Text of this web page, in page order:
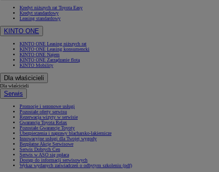
Kredyt niższych rat Toyota Easy
Kredyt standardowy
Leasing standardowy
KINTO ONE
KINTO ONE Leasing niższych rat
KINTO ONE Leasing konsumencki
KINTO ONE Najem
KINTO ONE Zarządzanie flotą
KINTO Mobility
Dla właścicieli
Dla właścicieli
Serwis
Promocje i sezonowe usługi
Pozostałe oferty serwisu
Rezerwacja wizyty w serwisie
Gwarancja Toyota Relax
Pozostałe Gwarancje Toyoty
Ubezpieczenia i naprawy blacharsko-lakiernicze
Innowacyjne usługi dla Twojej wygody
Bezpłatne Akcje Serwisowe
Serwis Dobrych Cen
Serwis w ASO się opłaca
Dostęp do informacji serwisowych
Wykaz wydanych zaświadczeń o odbytym szkoleniu (pdf)